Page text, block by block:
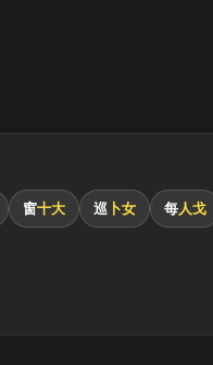
窗十大 巡 卜女 每人戈